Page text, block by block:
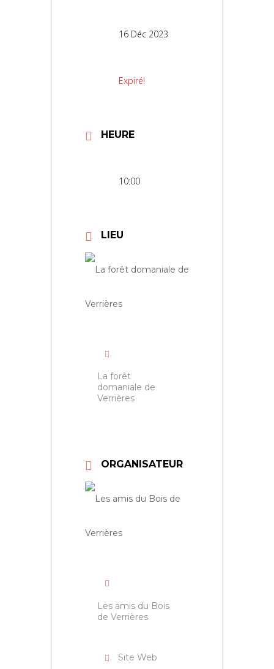
16 Déc 2023
Expiré!
HEURE
10:00
LIEU
La forêt
domaniale de
Verrières
ORGANISATEUR
Les amis du Bois
de Verrières
Site Web